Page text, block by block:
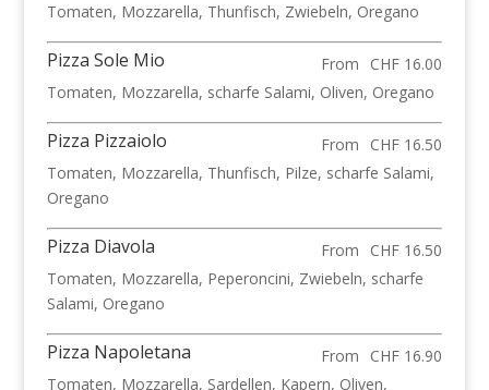
Tomaten, Mozzarella, Thunfisch, Zwiebeln, Oregano
Pizza Sole Mio From
CHF 16.00
Tomaten, Mozzarella, scharfe Salami, Oliven, Oregano
Pizza Pizzaiolo From
CHF 16.50
Tomaten, Mozzarella, Thunfisch, Pilze, scharfe Salami,
Oregano
Pizza Diavola From
CHF 16.50
Tomaten, Mozzarella, Peperoncini, Zwiebeln, scharfe
Salami, Oregano
Pizza Napoletana From
CHF 16.90
Tomaten, Mozzarella, Sardellen, Kapern, Oliven,